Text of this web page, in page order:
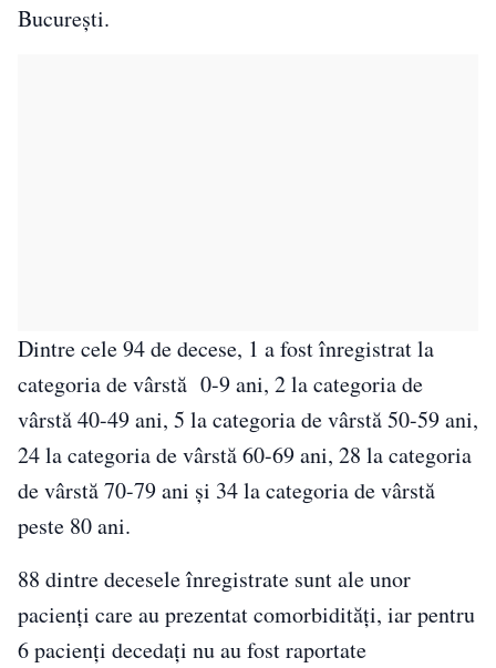
București.
Dintre cele 94 de decese, 1 a fost înregistrat la
categoria de vârstă 0-9 ani, 2 la categoria de
vârstă 40-49 ani, 5 la categoria de vârstă 50-59 ani,
24 la categoria de vârstă 60-69 ani, 28 la categoria
de vârstă 70-79 ani și 34 la categoria de vârstă
peste 80 ani.
88 dintre decesele înregistrate sunt ale unor
pacienți care au prezentat comorbidități, iar pentru
6 pacienți decedați nu au fost raportate